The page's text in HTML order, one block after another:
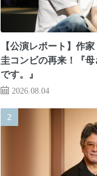
【公演レポート】作
圭コンビの再来！『
です。』
2026.08.04